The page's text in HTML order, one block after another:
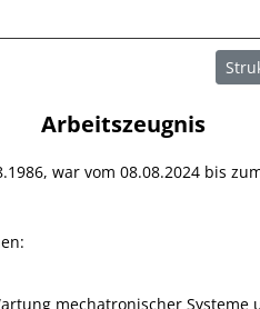
Arbeitszeugnis
, war vom 08.08.2024 bis
mechatronischer Systeme